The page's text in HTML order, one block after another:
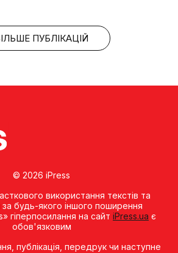
ПУБЛІКАЦІЙ
© 2026 iPress
використання текстів та
будь-якого іншого поширення
гіперпосилання на сайт iPress.ua є
обов'язковим
публiкацiя, передрук чи наступне